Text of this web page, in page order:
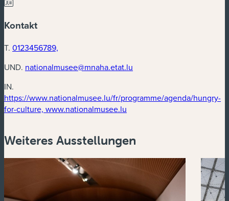
Kontakt
T. 0123456789,
UND. nationalmusee@mnaha.etat.lu
IN.
https://www.nationalmusee.lu/fr/programme/agenda/hungry-
for-culture, www.nationalmusee.lu
Weiteres Ausstellungen